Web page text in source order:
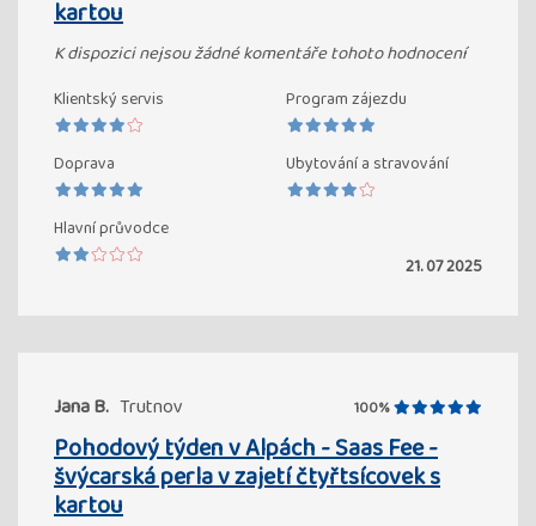
kartou
K dispozici nejsou žádné komentáře tohoto hodnocení
Klientský servis Program zájezdu
Doprava Ubytování a stravování
Hlavní průvodce
21. 07 2025
Jana B. Trutnov 100%
Pohodový týden v Alpách - Saas Fee -
švýcarská perla v zajetí čtyřtsícovek s
kartou